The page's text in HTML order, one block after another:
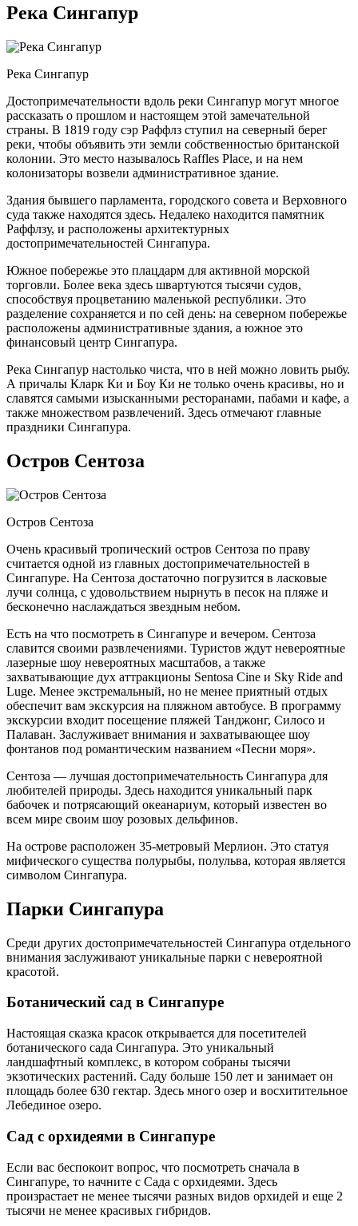
Река Сингапур
Река Сингапур
Достопримечательности вдоль реки Сингапур могут многое
рассказать о прошлом и настоящем этой замечательной
страны. В 1819 году сэр Раффлз ступил на северный берег
реки, чтобы объявить эти земли собственностью британской
колонии. Это место называлось Raffles Place, и на нем
колонизаторы возвели административное здание.
Здания бывшего парламента, городского совета и Верховного
суда также находятся здесь. Недалеко находится памятник
Раффлзу, и расположены архитектурных
достопримечательностей Сингапура.
Южное побережье это плацдарм для активной морской
торговли. Более века здесь швартуются тысячи судов,
способствуя процветанию маленькой республики. Это
разделение сохраняется и по сей день: на северном побережье
расположены административные здания, а южное это
финансовый центр Сингапура.
Река Сингапур настолько чиста, что в ней можно ловить рыбу.
А причалы Кларк Ки и Боу Ки не только очень красивы, но и
славятся самыми изысканными ресторанами, пабами и кафе, а
также множеством развлечений. Здесь отмечают главные
праздники Сингапура.
Остров Сентоза
Остров Сентоза
Очень красивый тропический остров Сентоза по праву
считается одной из главных достопримечательностей в
Сингапуре. На Сентоза достаточно погрузится в ласковые
лучи солнца, с удовольствием нырнуть в песок на пляже и
бесконечно наслаждаться звездным небом.
Есть на что посмотреть в Сингапуре и вечером. Сентоза
славится своими развлечениями. Туристов ждут невероятные
лазерные шоу невероятных масштабов, а также
захватывающие дух аттракционы Sentosa Cine и Sky Ride and
Luge. Менее экстремальный, но не менее приятный отдых
обеспечит вам экскурсия на пляжном автобусе. В программу
экскурсии входит посещение пляжей Танджонг, Силосо и
Палаван. Заслуживает внимания и захватывающее шоу
фонтанов под романтическим названием «Песни моря».
Сентоза — лучшая достопримечательность Сингапура для
любителей природы. Здесь находится уникальный парк
бабочек и потрясающий океанариум, который известен во
всем мире своим шоу розовых дельфинов.
На острове расположен 35-метровый Мерлион. Это статуя
мифического существа полурыбы, полульва, которая является
символом Сингапура.
Парки Сингапура
Среди других достопримечательностей Сингапура отдельного
внимания заслуживают уникальные парки с невероятной
красотой.
Ботанический сад в Сингапуре
Настоящая сказка красок открывается для посетителей
ботанического сада Сингапура. Это уникальный
ландшафтный комплекс, в котором собраны тысячи
экзотических растений. Саду больше 150 лет и занимает он
площадь более 630 гектар. Здесь много озер и восхитительное
Лебединое озеро.
Сад с орхидеями в Сингапуре
Если вас беспокоит вопрос, что посмотреть сначала в
Сингапуре, то начните с Сада с орхидеями. Здесь
произрастает не менее тысячи разных видов орхидей и еще 2
тысячи не менее красивых гибридов.